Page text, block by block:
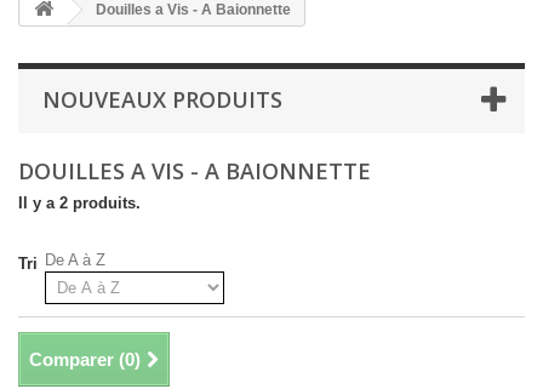
Douilles a Vis - A Baionnette
NOUVEAUX PRODUITS
DOUILLES A VIS - A BAIONNETTE
Il y a 2 produits.
Tri De A à Z
Comparer (0)